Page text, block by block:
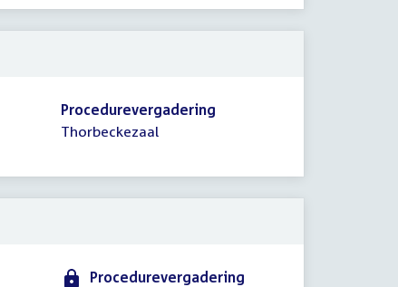
Procedurevergadering
Thorbeckezaal
Procedurevergadering